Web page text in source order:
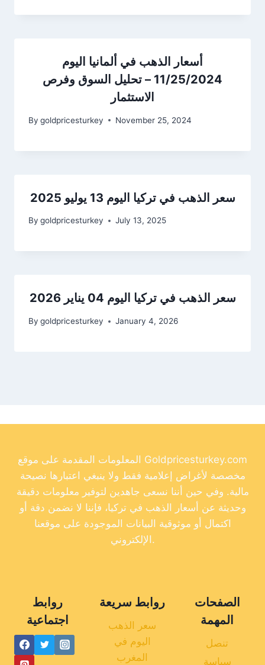
أسعار الذهب في ألمانيا اليوم
11/25/2024 – تحليل السوق وفرص
الاستثمار
By goldpricesturkey November 25, 2024
سعر الذهب في تركيا اليوم 13 يوليو 2025
By goldpricesturkey July 13, 2025
سعر الذهب في تركيا اليوم 04 يناير 2026
By goldpricesturkey January 4, 2026
المعلومات المقدمة على موقع Goldpricesturkey.com
مخصصة لأغراض إعلامية فقط ولا ينبغي اعتبارها نصيحة
مالية. وفي حين أننا نسعى جاهدين لتوفير معلومات دقيقة
وحديثة عن أسعار الذهب في تركيا، فإننا لا نضمن دقة أو
اكتمال أو موثوقية البيانات الموجودة على موقعنا
الإلكتروني.
روابط
اجتماعية
روابط سريعة
سعر الذهب
اليوم في
المغرب
الصفحات
المهمة
تنصل
سياسة